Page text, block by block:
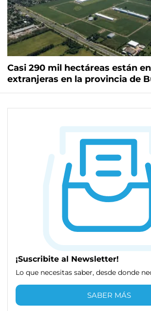
Casi 290 mil hectáreas están
extranjeras en la provincia de
¡Suscribite al Newsletter!
Lo que necesitas saber, desde donde
SABER MÁS